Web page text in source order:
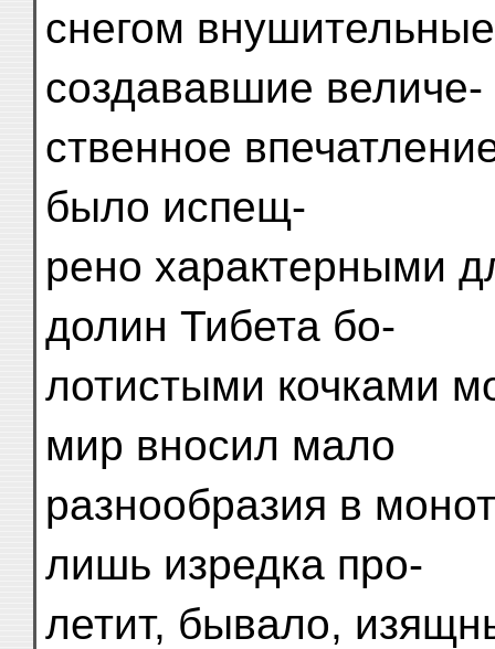
снегом
создававшие величе-
ственное
было испещ-
рено характерными
долин Тибета бо-
лотистыми кочками
мир вносил мало
разнообразия в
лишь изредка про-
летит, бывало,